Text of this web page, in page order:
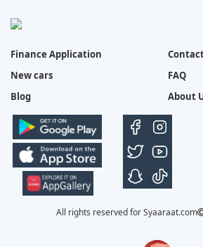
Ford territory Trend 1.8cc 2026
GASOLINE 1.8
Finance Application
New cars
Blog
FAQ
About
All rights reserved for Syaaraat.com